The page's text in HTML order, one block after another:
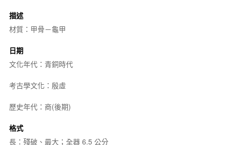
描述
材質：甲骨－龜甲
日期
文化年代：青銅時代
考古學文化：殷虛
歷史年代：商(後期)
格式
長：殘破、最大；全器 6.5 公分